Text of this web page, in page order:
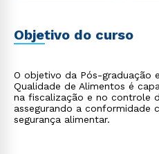
Objetivo do curso
O objetivo da Pós-graduação
Qualidade de Alimentos é
na fiscalização e no controle
assegurando a conformidade
segurança alimentar.